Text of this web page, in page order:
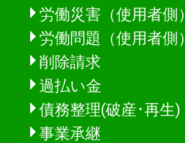
労働災害（使用者側）
労働問題（使用者側）
削除請求
過払い金
債務整理(破産･再生)
事業承継